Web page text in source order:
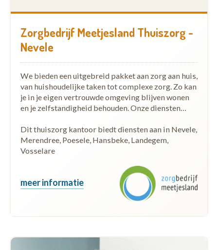
Zorgbedrijf Meetjesland Thuiszorg -
Nevele
We bieden een uitgebreid pakket aan zorg aan huis,
van huishoudelijke taken tot complexe zorg. Zo kan
je in je eigen vertrouwde omgeving blijven wonen
en je zelfstandigheid behouden. Onze diensten…
Dit thuiszorg kantoor biedt diensten aan in Nevele,
Merendree, Poesele, Hansbeke, Landegem,
Vosselare
meer informatie